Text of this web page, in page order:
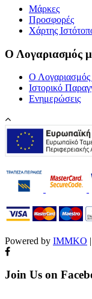
Μάρκες
Προσφορές
Χάρτης
Ο Λογαριασμός
Ο
Ιστορικό
Ενημερώσεις
Powered by IMMKO
Join Us on